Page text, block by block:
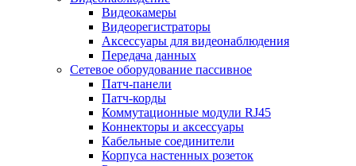
Видеокамеры
Видеорегистраторы
Аксессуары для видеонаблюдения
Передача данных
Сетевое оборудование пассивное
Патч-панели
Патч-корды
Коммутационные модули RJ45
Коннекторы и аксессуары
Кабельные соединители
Корпуса настенных розеток